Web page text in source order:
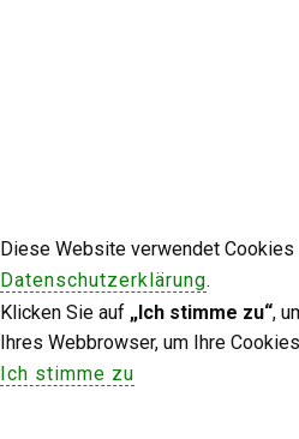
Diese Website verwendet Cookies
Datenschutzerklärung.
Klicken Sie auf „Ich stimme zu“,
Ihres Webbrowser, um Ihre
Ich stimme zu